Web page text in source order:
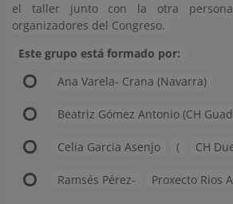
el taller junto con la otra
organizadores del Congreso.
Este grupo está formado por:
Ana Varela- Crana (Navarra)
Beatriz Gómez Antonio (CH
Celia Garcia Asenjo ( CH
Ramsés Pérez- Proxecto Rios